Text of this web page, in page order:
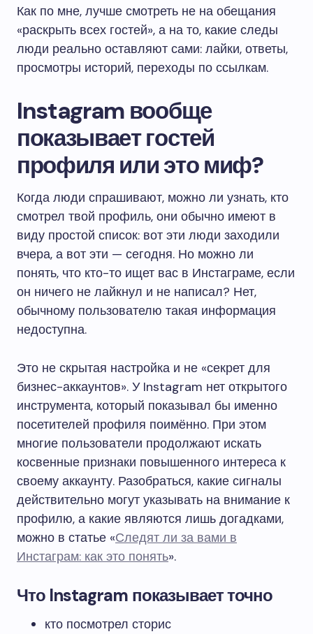
Как по мне, лучше смотреть не на обещания
«раскрыть всех гостей», а на то, какие следы
люди реально оставляют сами: лайки, ответы,
просмотры историй, переходы по ссылкам.
Instagram вообще
показывает гостей
профиля или это миф?
Когда люди спрашивают, можно ли узнать, кто
смотрел твой профиль, они обычно имеют в
виду простой список: вот эти люди заходили
вчера, а вот эти — сегодня. Но можно ли
понять, что кто-то ищет вас в Инстаграме, если
он ничего не лайкнул и не написал? Нет,
обычному пользователю такая информация
недоступна.
Это не скрытая настройка и не «секрет для
бизнес-аккаунтов». У Instagram нет открытого
инструмента, который показывал бы именно
посетителей профиля поимённо. При этом
многие пользователи продолжают искать
косвенные признаки повышенного интереса к
своему аккаунту. Разобраться, какие сигналы
действительно могут указывать на внимание к
профилю, а какие являются лишь догадками,
можно в статье «Следят ли за вами в
Инстаграм: как это понять».
Что Instagram показывает точно
кто посмотрел сторис